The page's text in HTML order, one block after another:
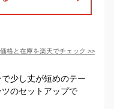
価格と在庫を楽天でチェック >>
少し丈が短めのテー
のセットアップで